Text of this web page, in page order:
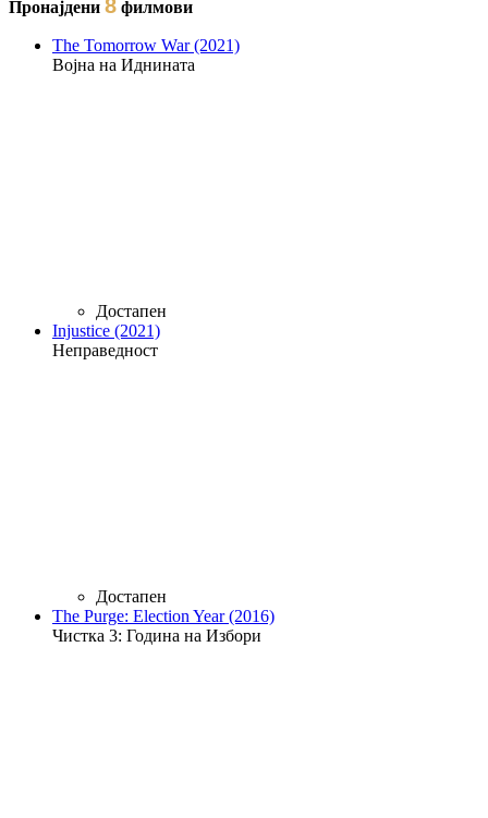
Пронајдени 8 филмови
The Tomorrow War (2021)
Војна на Иднината
Достапен
Injustice (2021)
Неправедност
Достапен
The Purge: Election Year (2016)
Чистка 3: Година на Избори